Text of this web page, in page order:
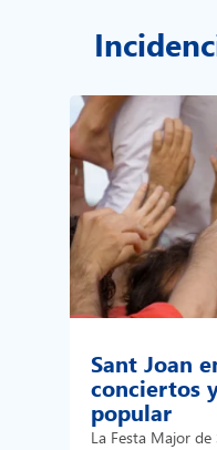
Sant Joan
conciertos
popular
La Festa Major de